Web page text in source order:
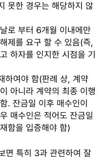
못한 경우는 해당하지 않
로 부터 6개월 이내에만
제를 요구 할 수 있음(즉,
하자를 인지한 시점을 기
하여야 함(판례 상, 계약
아니라 계약의 최종 이행
. 잔금일 이후 매수인이
매수인은 적어도 잔금일
함을 입증해야 함)
면 특히 3과 관련하여 잘